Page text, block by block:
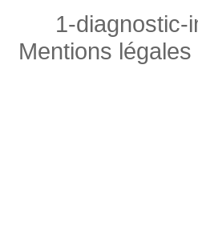
1-diagnostic-
Mentions légales